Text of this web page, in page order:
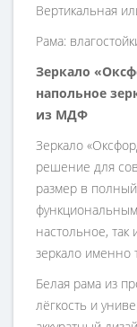
Вертикальная
Рама:
Зеркало
напольное
из МДФ
Зеркало
решение для
размер в
настольное, так
зеркало именно
Белая рама из
лёгкость и